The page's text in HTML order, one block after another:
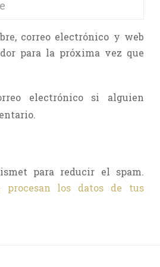
correo electrónico y web
para la próxima vez que
electrónico si alguien
para reducir el spam.
procesan los datos de tus